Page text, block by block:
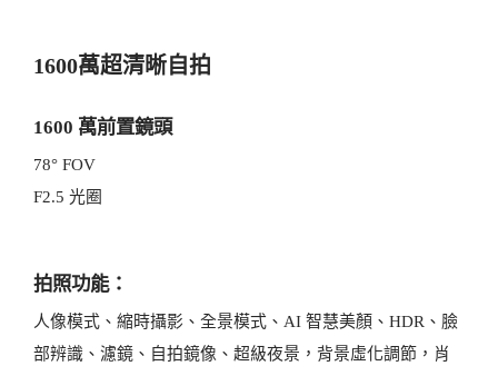
1600萬超清晰自拍
1600 萬前置鏡頭
78° FOV
F2.5 光圈
拍照功能：
人像模式、縮時攝影、全景模式、AI 智慧美顏、HDR、臉
部辨識、濾鏡、自拍鏡像、超級夜景，背景虛化調節，肖